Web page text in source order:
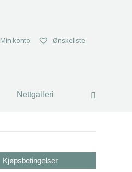
Min konto Ønskeliste
Nettgalleri Search:
Kjøpsbetingelser